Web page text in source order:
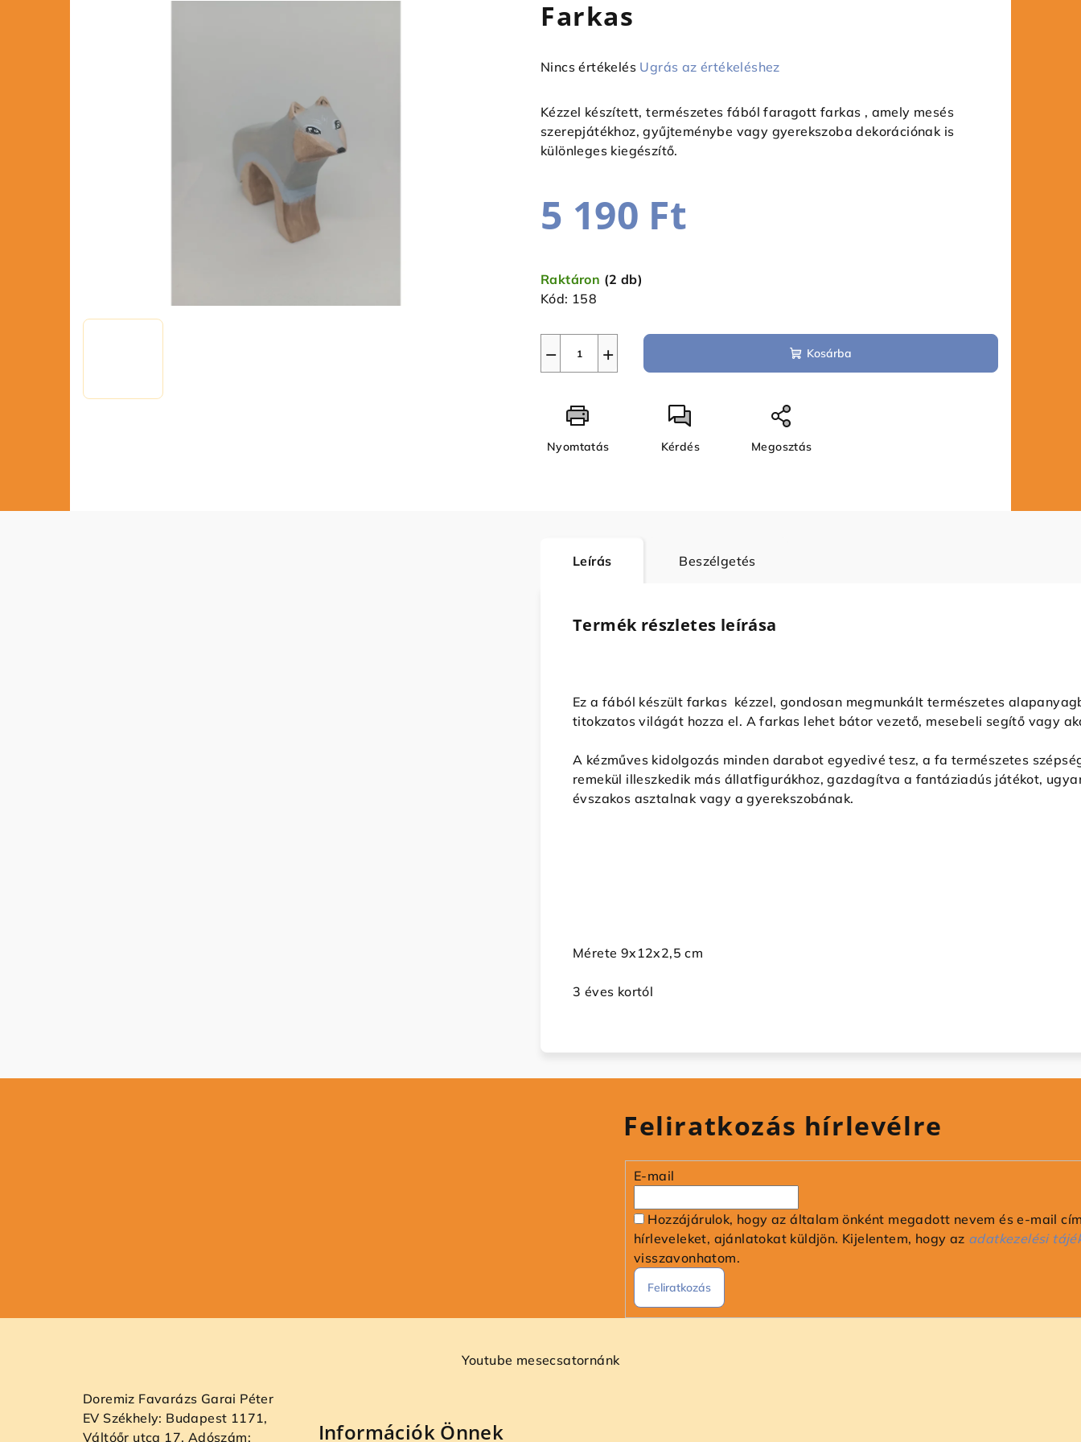
Farkas
A
átlagos
értékelése
5-
csillag.
Nincs értékelés Ugrás az értékeléshez
Kézzel készített, természetes fából faragott farkas , amely mesés
szerepjátékhoz, gyűjteménybe vagy gyerekszoba dekorációnak is
különleges kiegészítő.
5 190 Ft
Raktáron (2 db)
Kód: 158
+
− Kosárba
Nyomtatás Kérdés Megosztás
Leírás Beszélgetés
Termék részletes leírása
Ez a fából készült farkas kézzel, gondosan megmunkált természetes
titokzatos világát hozza el. A farkas lehet bátor vezető, mesebeli segítő vagy
A kézműves kidolgozás minden darabot egyedivé tesz, a fa természetes
remekül illeszkedik más állatfigurákhoz, gazdagítva a fantáziadús játékot,
évszakos asztalnak vagy a gyerekszobának.
Mérete 9x12x2,5 cm
3 éves kortól
Feliratkozás hírlevélre
E-mail
Hozzájárulok, hogy az általam önként megadott nevem és e-mail
hírleveleket, ajánlatokat küldjön. Kijelentem, hogy az adatkezelési
visszavonhatom.
Feliratkozás
Youtube mesecsatornánk
Doremiz Favarázs Garai Péter
EV Székhely: Budapest 1171,
Váltóőr utca 17. Adószám:
Információk Önnek